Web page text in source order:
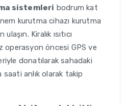
sistemleri bodrum kat
kurutma cihazı kurutma
Kiralık ısıtıcı
operasyon öncesi GPS ve
donatılarak sahadaki
saati anlık olarak takip